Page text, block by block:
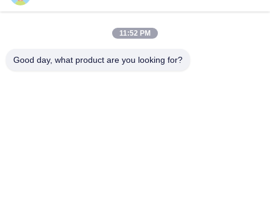
11:52 PM
Good day, what product are you looking for?